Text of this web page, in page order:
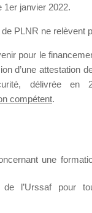
à Propositions
message ou poser
1er janvier 2022.
de PLNR ne relèvent
pour le
d’une attestation
délivrée en
compétent.
une
l’Urssaf pour